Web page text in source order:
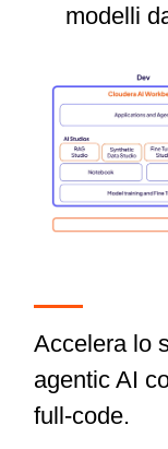
modelli
Accelera lo
agentic AI
full-code.